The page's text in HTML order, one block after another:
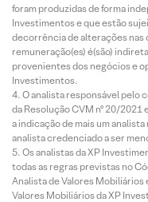
foram produzidas de forma
Investimentos e que estão
decorrência de alterações nas
remuneração(es) é(são)
provenientes dos negócios e
Investimentos.
O analista responsável
da Resolução CVM nº 20/
a indicação de mais um
analista credenciado a ser
Os analistas da XP
todas as regras previstas no
Analista de Valores Mobiliários
Valores Mobiliários da XP